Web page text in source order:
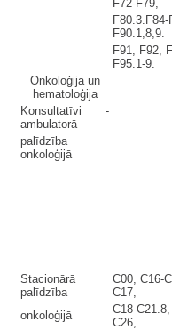
F72-F79,
F80.3.F84-
F90.1,8,9.
F91, F92,
F95.1-9.
Onkoloģija un
hematoloģija
Konsultatīvi -
ambulatorā
palīdzība
onkoloģijā
Stacionārā
palīdzība
C00, C16-
C17,
onkoloģijā
C18-
C26,